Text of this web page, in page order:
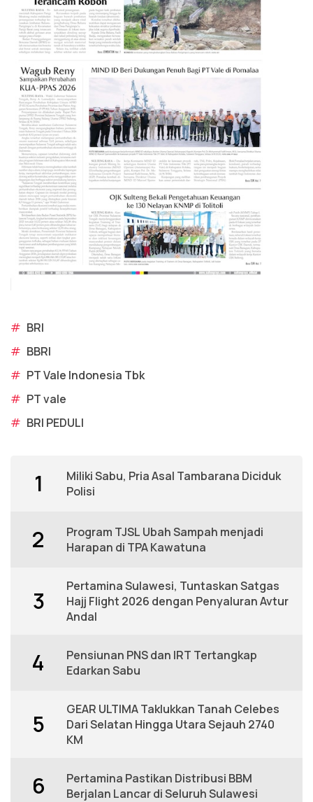
# BRI
# BBRI
# PT Vale Indonesia Tbk
# PT vale
# BRI PEDULI
1
Miliki Sabu, Pria Asal Tambarana Diciduk
Polisi
2
Program TJSL Ubah Sampah menjadi
Harapan di TPA Kawatuna
3
Pertamina Sulawesi, Tuntaskan Satgas
Hajj Flight 2026 dengan Penyaluran Avtur
Andal
4
Pensiunan PNS dan IRT Tertangkap
Edarkan Sabu
5
GEAR ULTIMA Taklukkan Tanah Celebes
Dari Selatan Hingga Utara Sejauh 2740
KM
6
Pertamina Pastikan Distribusi BBM
Berjalan Lancar di Seluruh Sulawesi